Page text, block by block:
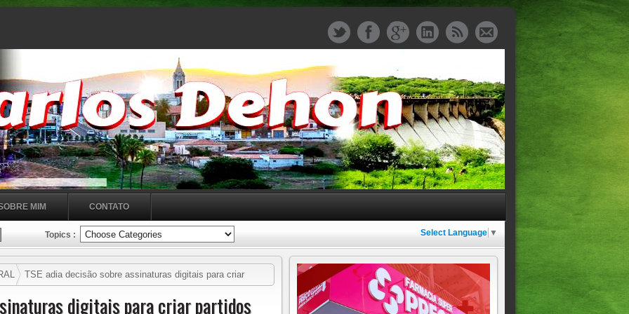
MIM CONTATO
Topics : Select Language ▼
TSE adia decisão sobre assinaturas digitais para criar
digitais para criar partidos